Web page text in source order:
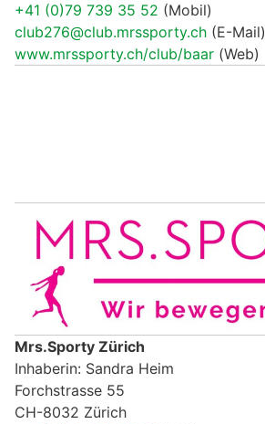
+41 (0)79 739 35 52 (Mobil)
club276@club.mrssporty.ch (E-Mail)
www.mrssporty.ch/club/baar (Web)
Mrs.Sporty Zürich
Inhaberin: Sandra Heim
Forchstrasse 55
CH-8032 Zürich